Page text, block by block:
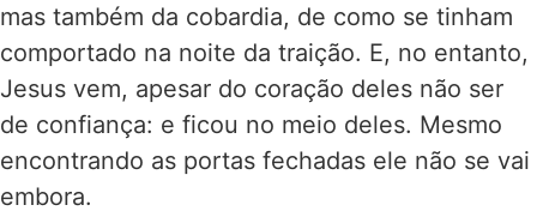
mas também da cobardia, de como se tinham
comportado na noite da traição. E, no entanto,
Jesus vem, apesar do coração deles não ser
de confiança: e ficou no meio deles. Mesmo
encontrando as portas fechadas ele não se vai
embora.